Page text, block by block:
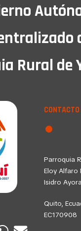
Rural de
CONTACTO
Parroquia
Eloy Alfaro
Isidro
Quito,
EC170908